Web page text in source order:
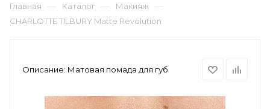
Главная — Каталог — Макияж —
CHARLOTTE TILBURY Matte Revolution
Описание: Матовая помада для губ